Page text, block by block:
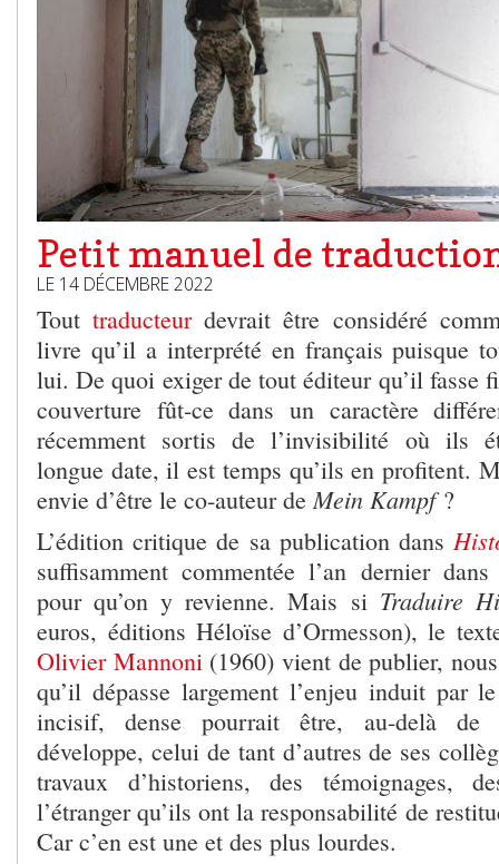
Petit manuel de
LE 14 DÉCEMBRE 2022
Touttraducteurdevrait être considéré
livre qu’il a interprété en français puisque
lui. De quoi exiger de tout éditeur qu’il fasse
couverture fût-ce dans un caractère
récemment sortis de l’invisibilité où ils
longue date, il est temps qu’ils en profitent.
envie d’être le co-auteur deMein Kampf?
L’édition critique de sa publication dans
suffisamment commentée l’an dernier
pour qu’on y revienne. Mais si Traduire
euros, éditions Héloïse d’Ormesson), le
Olivier Mannoni(1960) vient de publier,
qu’il dépasse largement l’enjeu induit par
incisif, dense pourrait être, au-delà de
développe, celui de tant d’autres de ses
travaux d’historiens, des témoignages,
l’étranger qu’ils ont la responsabilité de
Car c’en est une et des plus lourdes.